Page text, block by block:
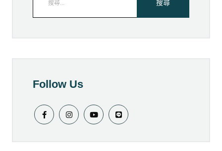
Follow Us